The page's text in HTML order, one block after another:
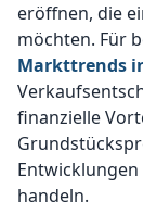
eröffnen, die
möchten. Für
Markttrends
finanzielle
handeln.